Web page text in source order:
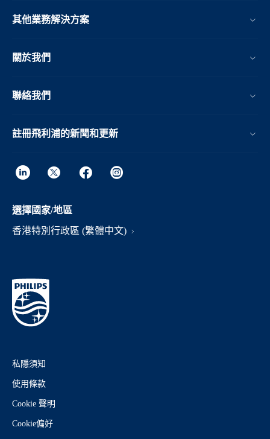
其他業務解決方案​
關於我們
聯絡我們
註冊飛利浦的新聞和更新
選擇國家/地區
香港特別行政區 (繁體中文)
私隱須知
使用條款
Cookie 聲明
Cookie偏好